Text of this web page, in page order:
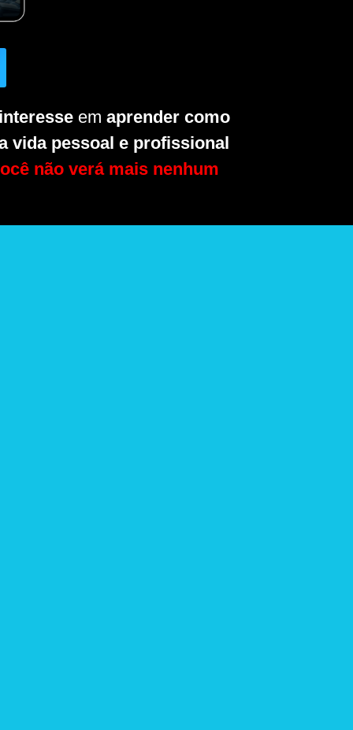
em aprender como
vida pessoal e profissional
não verá mais nenhum